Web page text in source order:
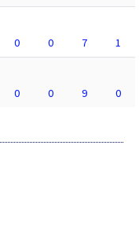
0 0 7
1
0 0 9 0